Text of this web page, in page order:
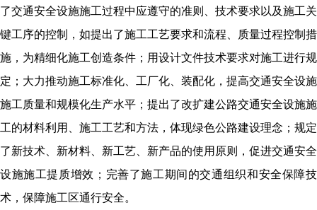
了交通安全设施施工过程中应遵守的准则、技术要求以及施工关
键工序的控制，如提出了施工工艺要求和流程、质量过程控制措
施，为精细化施工创造条件；用设计文件技术要求对施工进行规
定；大力推动施工标准化、工厂化、装配化，提高交通安全设施
施工质量和规模化生产水平；提出了改扩建公路交通安全设施施
工的材料利用、施工工艺和方法，体现绿色公路建设理念；规定
了新技术、新材料、新工艺、新产品的使用原则，促进交通安全
设施施工提质增效；完善了施工期间的交通组织和安全保障技
术，保障施工区通行安全。